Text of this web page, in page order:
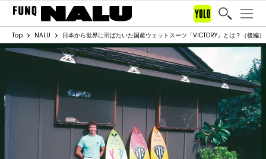
Top NALU 日本から世界に羽ばたいた国産ウェットスーツ「VICTORY」とは？（後編）